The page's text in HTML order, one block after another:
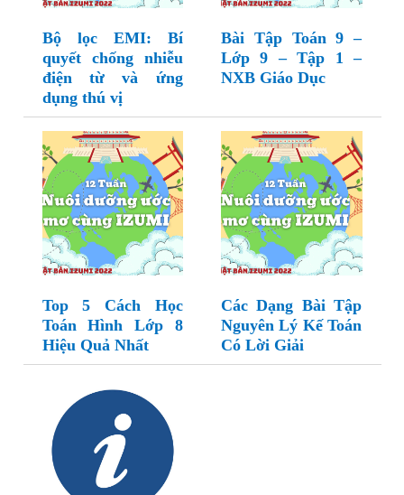
Bộ lọc EMI: Bí
quyết chống nhiễu
điện từ và ứng
dụng thú vị
Bài Tập Toán 9 –
Lớp 9 – Tập 1 –
NXB Giáo Dục
Top 5 Cách Học
Toán Hình Lớp 8
Hiệu Quả Nhất
Các Dạng Bài Tập
Nguyên Lý Kế Toán
Có Lời Giải